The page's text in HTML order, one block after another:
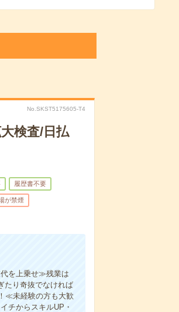
No.SKST5175605-T4
検査/日払
履歴書不要
が禁煙
を上乗せ≫残業は
たり奇抜でなければ
≪未経験の方も大歓
チからスキルUP・